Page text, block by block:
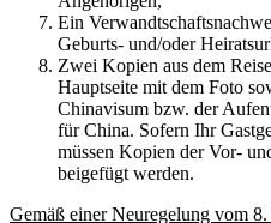
Ein
Geburts- und/oder
Zwei Kopien aus dem
Hauptseite mit dem Foto
Chinavisum bzw. der
für China. Sofern Ihr
müssen Kopien der Vor-
beigefügt werden.
Gemäß einer Neuregelung vom